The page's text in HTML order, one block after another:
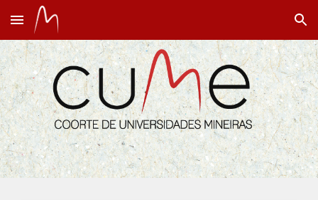
Skip to main content Skip to navigation